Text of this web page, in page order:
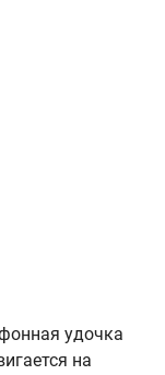
удочка
на